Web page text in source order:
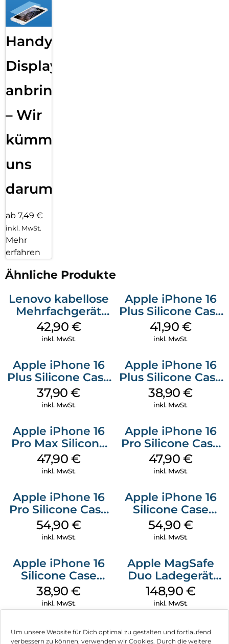
Um unsere Website für Dich optimal zu gestalten und fortlaufend
verbessern zu können, verwenden wir Cookies. Durch die weitere
Handy
Displayfolie
anbringen
– Wir
kümmern
uns
darum!
ab 7,49 €
inkl. MwSt.
Mehr
erfahren
Ähnliche Produkte
Lenovo kabellose
Mehrfachgerät
Luna Grey
42,90 €
inkl. MwSt.
Apple iPhone 16
Plus Silicone Case
MagSafe Stone
Gray
41,90 €
inkl. MwSt.
Apple iPhone 16
Plus Silicone Case
MagSafe Lake
Green
37,90€
inkl. MwSt.
Apple iPhone 16
Plus Silicone Case
MagSafe Denim
38,90€
inkl. MwSt.
Apple iPhone 16
Pro Max Silicone
Case MagSafe
Black
47,90 €
inkl. MwSt.
Apple iPhone 16
Pro Silicone Case
MagSafe Denim
47,90 €
inkl. MwSt.
Apple iPhone 16
Pro Silicone Case
MagSafe Black
54,90 €
inkl. MwSt.
Apple iPhone 16
Silicone Case
MagSafe Black
54,90 €
inkl. MwSt.
Apple iPhone 16
Silicone Case
MagSafe
Ultramarine
38,90€
inkl. MwSt.
Apple MagSafe
Duo Ladegerät
Weiß
148,90 €
inkl. MwSt.